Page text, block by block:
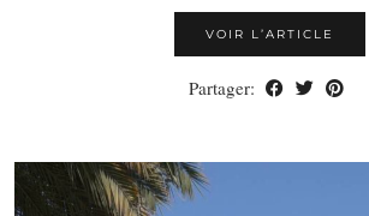
VOIR L’ARTICLE
Partager: